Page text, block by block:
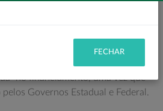
as pessoas que não tem condições
no financiamento, uma vez que
Governos Estadual e Federal.
FECHAR